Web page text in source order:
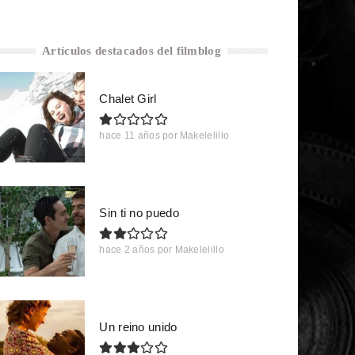
Artículos destacados del filmblog
Chalet Girl
hace 11 años por Makelelillo
Sin ti no puedo
hace 2 años por Makelelillo
Un reino unido